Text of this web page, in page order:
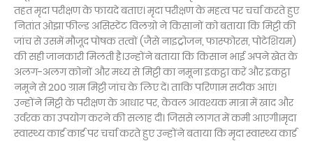
तहत मृदा परीक्षण के फायदे बताए। मृदा परीक्षण के महत्व पर चर्चा करते हुए
नितांत ओझा फील्ड असिस्टेंट विलग्रो ने किसानों को बताया कि मिट्टी की
जांच से उसमें मौजूद पोषक तत्वों (जैसे नाइट्रोजन, फास्फोरस, पोटेशियम)
की सही जानकारी मिलती है।उन्होंने बताया कि किसान भाई अपने खेत के
अलग-अलग कोनों और मध्य से मिट्टी का नमूना इकट्ठा करें और इकट्ठा
नमूने से 200 ग्राम मिट्टी जांच के लिए दें। ताकि परिणाम सटीक आएं।
उन्होंने मिट्टी के परीक्षण के आधार पर, केवल आवश्यक मात्रा में खाद और
उर्वरक का उपयोग करने की सलाह दी। जिससे लागत में कमी आएगी।मृदा
स्वास्थ्य कार्ड कार्ड पर चर्चा करते हुए उन्होंने बताया कि मृदा स्वास्थ्य कार्ड